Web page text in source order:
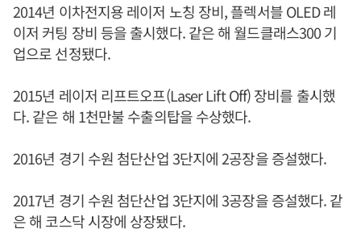
2014년 이차전지용 레이저 노칭 장비, 플렉서블 OLED 레
이저 커팅 장비 등을 출시했다. 같은 해 월드클래스300 기
업으로 선정됐다.
2015년 레이저 리프트오프(Laser Lift Off) 장비를 출시했
다. 같은 해 1천만불 수출의탑을 수상했다.
2016년 경기 수원 첨단산업 3단지에 2공장을 증설했다.
2017년 경기 수원 첨단산업 3단지에 3공장을 증설했다. 같
은 해 코스닥 시장에 상장됐다.